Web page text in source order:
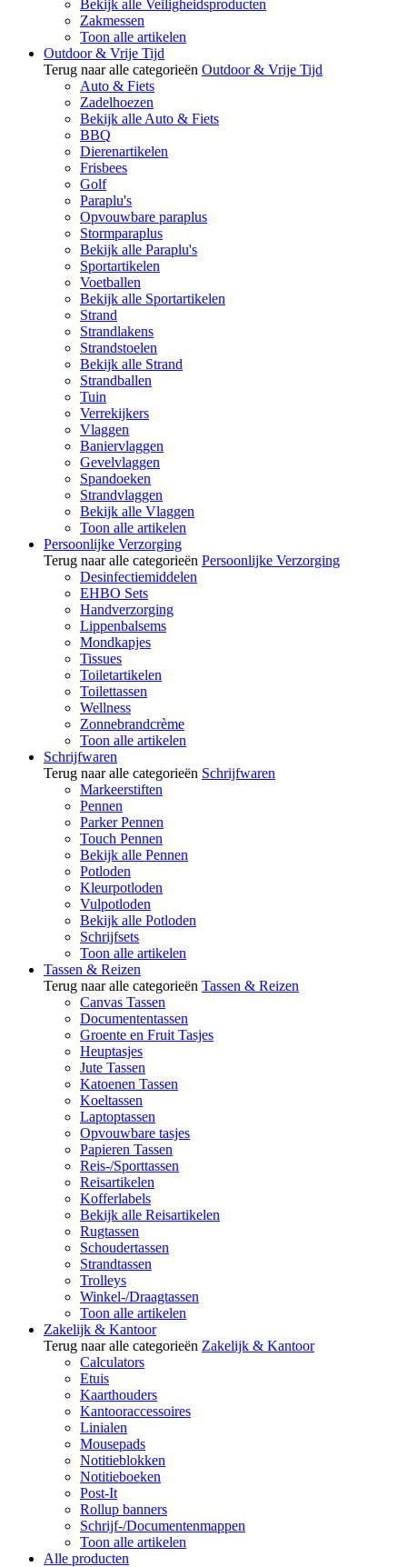
Bekijk alle Veiligheidsproducten
Zakmessen
Toon alle artikelen
Outdoor & Vrije Tijd
Terug naar alle categorieën Outdoor & Vrije Tijd
Auto & Fiets
Zadelhoezen
Bekijk alle Auto & Fiets
BBQ
Dierenartikelen
Frisbees
Golf
Paraplu's
Opvouwbare paraplus
Stormparaplus
Bekijk alle Paraplu's
Sportartikelen
Voetballen
Bekijk alle Sportartikelen
Strand
Strandlakens
Strandstoelen
Bekijk alle Strand
Strandballen
Tuin
Verrekijkers
Vlaggen
Baniervlaggen
Gevelvlaggen
Spandoeken
Strandvlaggen
Bekijk alle Vlaggen
Toon alle artikelen
Persoonlijke Verzorging
Terug naar alle categorieën Persoonlijke Verzorging
Desinfectiemiddelen
EHBO Sets
Handverzorging
Lippenbalsems
Mondkapjes
Tissues
Toiletartikelen
Toilettassen
Wellness
Zonnebrandcrème
Toon alle artikelen
Schrijfwaren
Terug naar alle categorieën Schrijfwaren
Markeerstiften
Pennen
Parker Pennen
Touch Pennen
Bekijk alle Pennen
Potloden
Kleurpotloden
Vulpotloden
Bekijk alle Potloden
Schrijfsets
Toon alle artikelen
Tassen & Reizen
Terug naar alle categorieën Tassen & Reizen
Canvas Tassen
Documententassen
Groente en Fruit Tasjes
Heuptasjes
Jute Tassen
Katoenen Tassen
Koeltassen
Laptoptassen
Opvouwbare tasjes
Papieren Tassen
Reis-/Sporttassen
Reisartikelen
Kofferlabels
Bekijk alle Reisartikelen
Rugtassen
Schoudertassen
Strandtassen
Trolleys
Winkel-/Draagtassen
Toon alle artikelen
Zakelijk & Kantoor
Terug naar alle categorieën Zakelijk & Kantoor
Calculators
Etuis
Kaarthouders
Kantooraccessoires
Linialen
Mousepads
Notitieblokken
Notitieboeken
Post-It
Rollup banners
Schrijf-/Documentenmappen
Toon alle artikelen
Alle producten